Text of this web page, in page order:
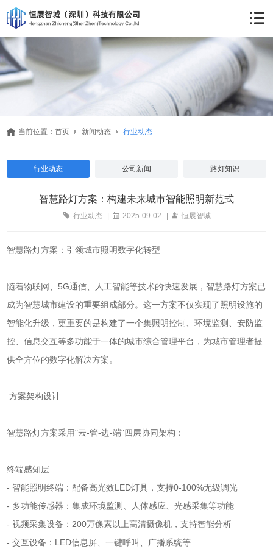
当前位置：首页 新闻动态 行业动态
行业动态 公司新闻 路灯知识
智慧路灯方案：构建未来城市智能照明新范式
行业动态 2025-09-02 恒展智城
智慧路灯方案：引领城市照明数字化转型
随着物联网、5G通信、人工智能等技术的快速发展，智慧路灯方案已
成为智慧城市建设的重要组成部分。这一方案不仅实现了照明设施的
智能化升级，更重要的是构建了一个集照明控制、环境监测、安防监
控、信息交互等多功能于一体的城市综合管理平台，为城市管理者提
供全方位的数字化解决方案。
方案架构设计
智慧路灯方案采用"云-管-边-端"四层协同架构：
终端感知层
- 智能照明终端：配备高光效LED灯具，支持0-100%无级调光
- 多功能传感器：集成环境监测、人体感应、光感采集等功能
- 视频采集设备：200万像素以上高清摄像机，支持智能分析
- 交互设备：LED信息屏、一键呼叫、广播系统等